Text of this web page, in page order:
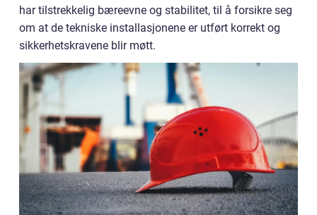
har tilstrekkelig bæreevne og stabilitet, til å forsikre seg
om at de tekniske installasjonene er utført korrekt og
sikkerhetskravene blir møtt.